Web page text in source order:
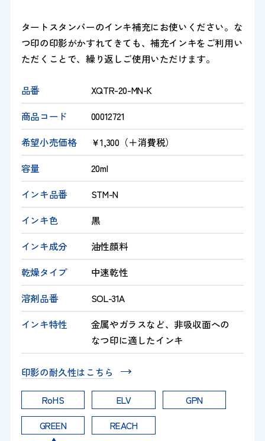
タートスタンパーのインキ補充にお使いください。な
つ印の印影がかすれてきても、補充インキをご利用い
ただくことで、繰り返しご使用いただけます。
品番
XQTR-20-MN-K
商品コード
00012721
希望小売価格
￥1,300（＋消費税）
容量
20ml
インキ品番
STM-N
インキ色
黒
インキ成分
油性顔料
乾燥タイプ
中速乾性
溶剤品番
SOL-31A
インキ特性
金属やガラスなど、非吸収面への
なつ印に適したインキ
印影の耐久性はこちら
RoHS ELV
GPN
GREEN
REACH